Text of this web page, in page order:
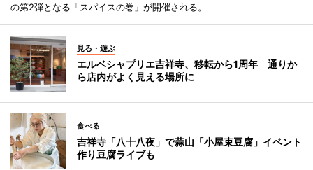
の第2弾となる「スパイスの巻」が開催される。
見る・遊ぶ
エルベシャプリエ吉祥寺、移転から1周年 通りか
ら店内がよく見える場所に
食べる
吉祥寺「八十八夜」で蒜山「小屋束豆腐」イベント
作り豆腐ライブも